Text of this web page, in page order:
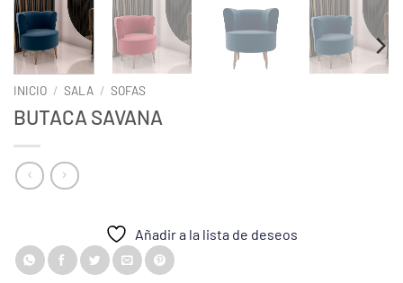
INICIO / SALA / SOFAS
BUTACA SAVANA
Añadir a la lista de deseos